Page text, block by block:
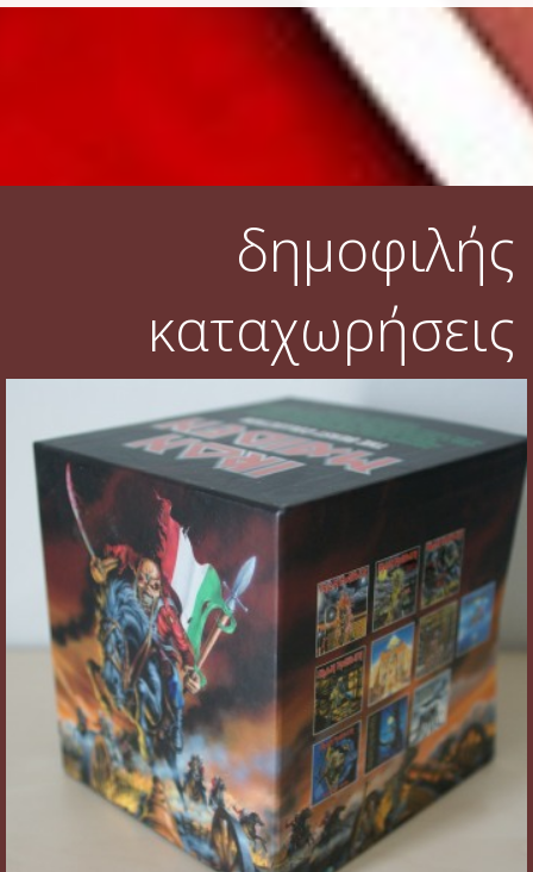
δημοφιλής
καταχωρήσεις